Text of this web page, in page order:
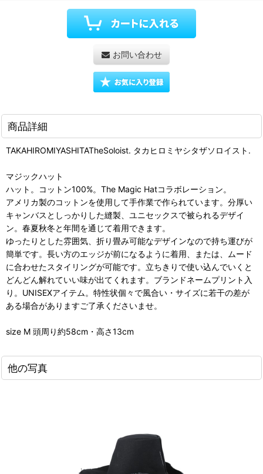
お問い合わせ
商品詳細
TAKAHIROMIYASHITATheSoloist. タカヒロミヤシタザソロイスト.
マジックハット
ハット。コットン100%。The Magic Hatコラボレーション。
アメリカ製のコットンを使用して手作業で作られています。分厚い
キャンバスとしっかりした縫製、ユニセックスで被られるデザイ
ン。春夏秋冬と年間を通じて着用できます。
ゆったりとした雰囲気、折り畳み可能なデザインなので持ち運びが
簡単です。長い方のエッジが前になるように着用、または、ムード
に合わせたスタイリングが可能です。立ちきりで使い込んでいくと
どんどん解れていい味が出てくれます。ブランドネームプリント入
り。UNISEXアイテム。特性状個々で風合い・サイズに若干の差が
ある場合がありますご了承くださいませ。
size M 頭周り約58cm・高さ13cm
他の写真